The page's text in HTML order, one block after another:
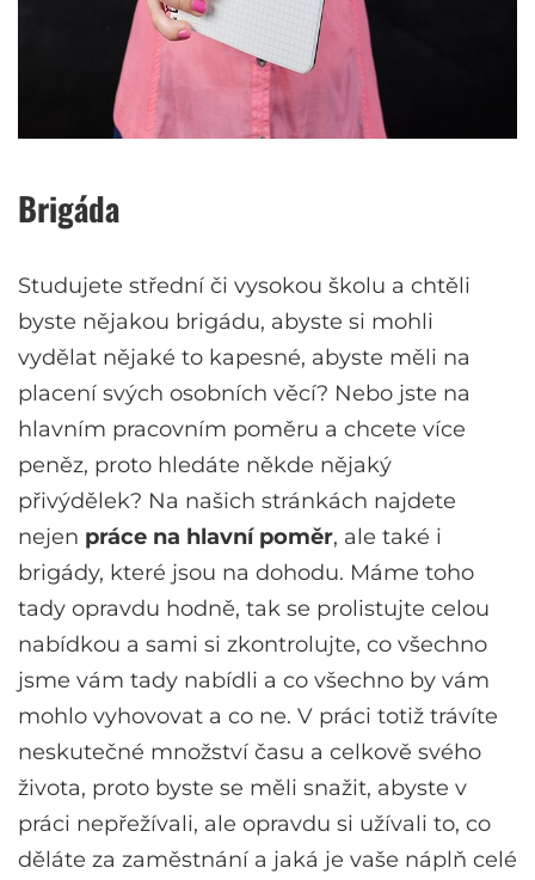
Brigáda
Studujete střední či vysokou školu a chtěli
byste nějakou brigádu, abyste si mohli
vydělat nějaké to kapesné, abyste měli na
placení svých osobních věcí? Nebo jste na
hlavním pracovním poměru a chcete více
peněz, proto hledáte někde nějaký
přivýdělek? Na našich stránkách najdete
nejen práce na hlavní poměr, ale také i
brigády, které jsou na dohodu. Máme toho
tady opravdu hodně, tak se prolistujte celou
nabídkou a sami si zkontrolujte, co všechno
jsme vám tady nabídli a co všechno by vám
mohlo vyhovovat a co ne. V práci totiž trávíte
neskutečné množství času a celkově svého
života, proto byste se měli snažit, abyste v
práci nepřežívali, ale opravdu si užívali to, co
děláte za zaměstnání a jaká je vaše náplň celé